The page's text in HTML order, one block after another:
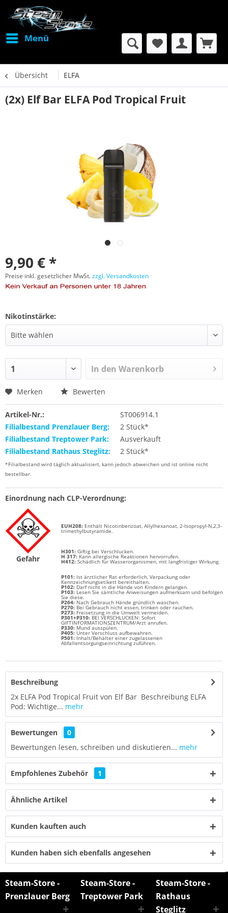
Menü
Übersicht ELFA
(2x) Elf Bar ELFA Pod Tropical Fruit
9,90 € *
Preise inkl. gesetzlicher MwSt.zzgl. Versandkosten
Nikotinstärke:
In den Warenkorb
Merken Bewerten
Artikel-Nr.:
ST006914.1
Filialbestand Prenzlauer Berg:
2 Stück*
Filialbestand Treptower Park:
Ausverkauft
Filialbestand Rathaus Steglitz:
2 Stück*
*Filialbestand wird täglich aktualisiert, kann jedoch abweichen und ist online nicht
bestellbar.
Einordnung nach CLP-Verordnung:
Gefahr
EUH208: Enthält Nicotinbenzoat, Allylhexanoat, 2-Isopropyl-N,2,3-
trimethylbutyramide.
H301: Giftig bei Verschlucken.
H 317: Kann allergische Reaktionen hervorrufen.
H412: Schädlich für Wasserorganismen, mit langfristiger Wirkung.
P101: Ist ärztlicher Rat erforderlich, Verpackung oder
Kennzeichnungsetikett bereithalten.
P102: Darf nicht in die Hände von Kindern gelangen.
P103: Lesen Sie sämtliche Anweisungen aufmerksam und befolgen
Sie diese.
P264: Nach Gebrauch Hände gründlich waschen.
P270: Bei Gebrauch nicht essen, trinken oder rauchen.
P273: Freisetzung in die Umwelt vermeiden.
P301+P310: BEI VERSCHLUCKEN: Sofort
GIFTINFORMATIONSZENTRUM/Arzt anrufen.
P330: Mund ausspülen.
P405: Unter Verschluss aufbewahren.
P501: Inhalt/Behälter einer zugelassenen
Abfallentsorgungseinrichtung zuführen.
Beschreibung
2x ELFA Pod Tropical Fruit von Elf Bar Beschreibung ELFA
Pod: Wichtige... mehr
Bewertungen
0
Bewertungen lesen, schreiben und diskutieren... mehr
Empfohlenes Zubehör 1
Ähnliche Artikel
Kunden kauften auch
Kunden haben sich ebenfalls angesehen
Steam-Store -
Prenzlauer Berg
Steam-Store -
Treptower Park
Steam-Store -
Rathaus
Steglitz